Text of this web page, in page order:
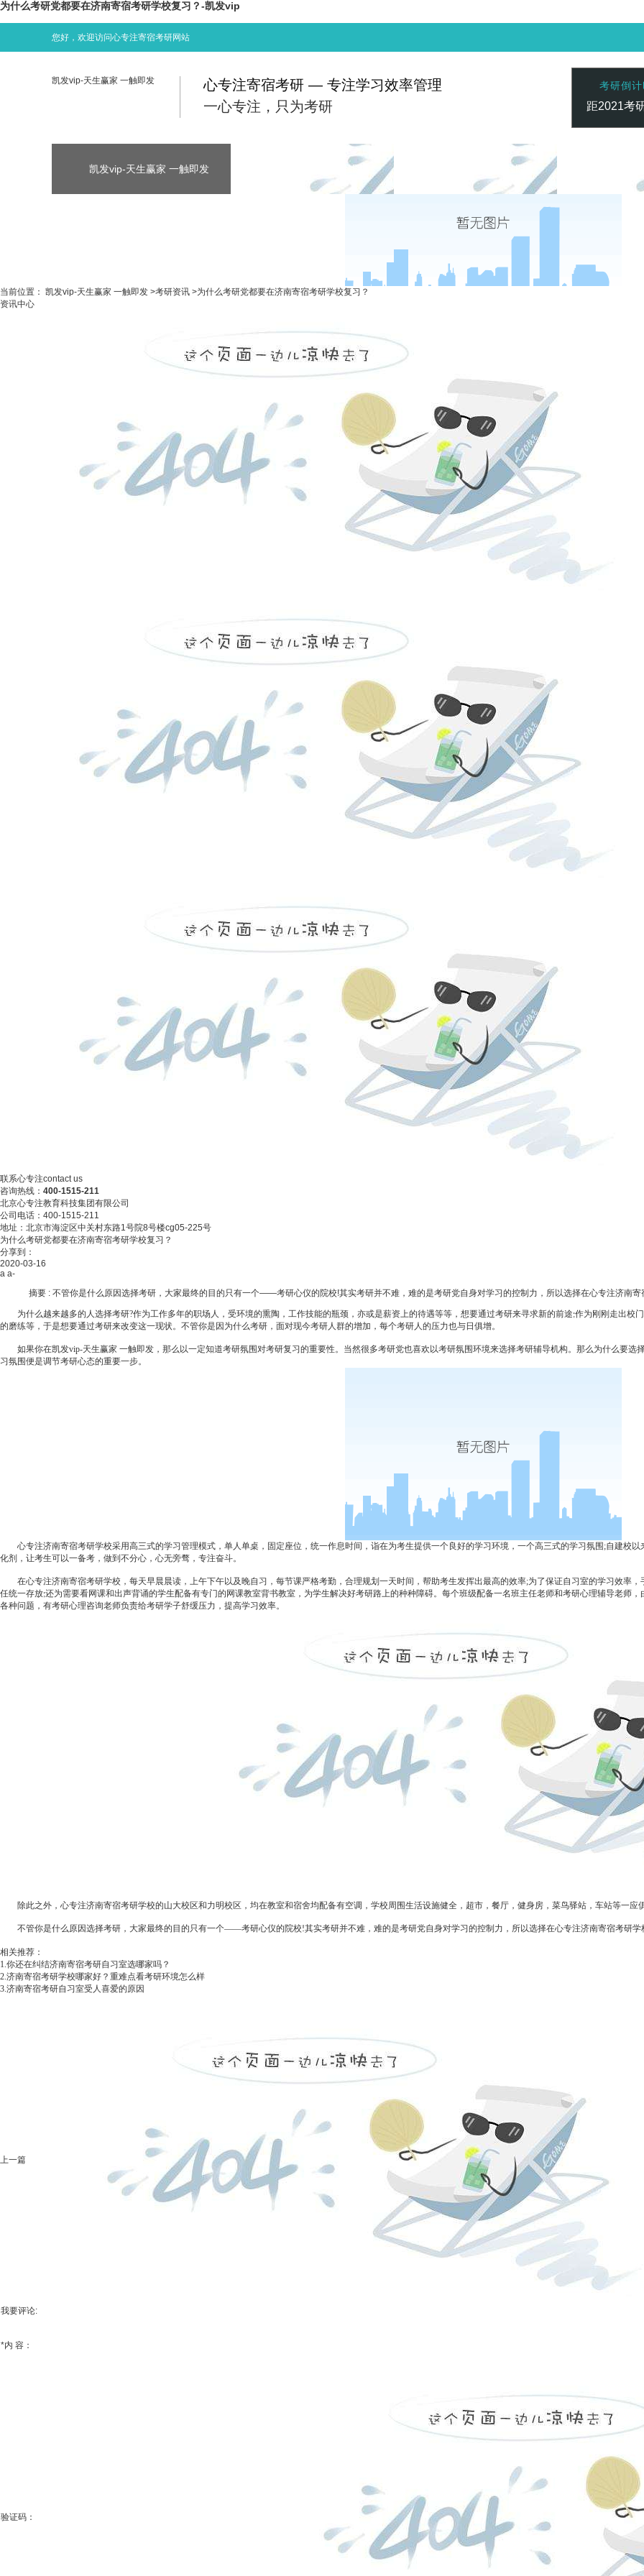
为什么考研党都要在济南寄宿考研学校复习？-凯发vip
您好，欢迎访问心专注寄宿考研网站
凯发vip-天生赢家 一触即发
心专注寄宿考研 — 专注学习效率管理
一心专注，只为考研
考研倒
距2021考
凯发vip-天生赢家 一触即发 凯发vip-天生赢家 一触即发 凯发vip-天生赢家 一触即发
当前位置： 凯发vip-天生赢家 一触即发 >考研资讯 >为什么考研党都要在济南寄宿考研学校复习？
资讯中心
联系心专注contact us
咨询热线： 400-1515-211
北京心专注教育科技集团有限公司
公司电话：400-1515-211
地址：北京市海淀区中关村东路1号院8号楼cg05-225号
为什么考研党都要在济南寄宿考研学校复习？
分享到：
2020-03-16
a a-
摘要 : 不管你是什么原因选择考研，大家最终的目的只有一个——考研心仪的院校!其实考研并不难，难的是考研党自身对学习的控制力，所以选择在心专注济南
为什么越来越多的人选择考研?作为工作多年的职场人，受环境的熏陶，工作技能的瓶颈，亦或是薪资上的待遇等等，想要通过考研来寻求新的前途;作为刚刚走出校
的磨练等，于是想要通过考研来改变这一现状。不管你是因为什么考研，面对现今考研人群的增加，每个考研人的压力也与日俱增。
如果你在凯发vip-天生赢家 一触即发 ，那么以一定知道考研氛围对考研复习的重要性。当然很多考研党也喜欢以考研氛围环境来选择考研辅导机构。那么为什么要选
习氛围便是调节考研心态的重要一步。
心专注济南寄宿考研学校采用高三式的学习管理模式，单人单桌，固定座位，统一作息时间，诣在为考生提供一个良好的学习环境，一个高三式的学习氛围 ;自建校以
化剂，让考生可以一备考，做到不分心，心无旁骛，专注奋斗。
在心专注济南寄宿考研学校，每天早晨晨读，上午下午以及晚自习，每节课严格考勤，合理规划一天时间，帮助考生发挥出最高的效率;为了保证自习室的学习效率
任统一存放;还为需要看网课和出声背诵的学生配备有专门的网课教室背书教室，为学生解决好考研路上的种种障碍。每个班级配备一名班主任老师和考研心理辅导老师
各种问题，有考研心理咨询老师负责给考研学子舒缓压力，提高学习效率。
除此之外，心专注济南寄宿考研学校的山大校区和力明校区，均在教室和宿舍均配备有空调，学校周围生活设施健全，超市，餐厅，健身房，菜鸟驿站，车站等一应
不管你是什么原因选择考研，大家最终的目的只有一个——考研心仪的院校!其实考研并不难，难的是考研党自身对学习的控制力，所以选择在心专注济南寄宿考研
相关推荐：
1.你还在纠结济南寄宿考研自习室选哪家吗？
2.济南寄宿考研学校哪家好？重难点看考研环境怎么样
3.济南寄宿考研自习室受人喜爱的原因
上一篇
我要评论:
*内 容：
验证码：